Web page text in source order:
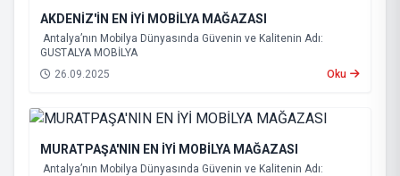
AKDENİZ'İN EN İYİ MOBİLYA MAĞAZASI
Antalya’nın Mobilya Dünyasında Güvenin ve Kalitenin Adı:
GUSTALYA MOBİLYA
26.09.2025
Oku
MURATPAŞA'NIN EN İYİ MOBİLYA MAĞAZASI
Antalya’nın Mobilya Dünyasında Güvenin ve Kalitenin Adı: